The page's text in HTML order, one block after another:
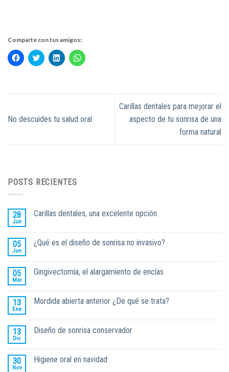
Comparte con tus amigos:
Haz
clic
una
ventana
Haz
clic
una
ventana
Haz
clic
una
ventana
Haz
clic
una
ventana
No descuides tu salud oral
Carillas dentales para mejorar el
aspecto de tu sonrisa de una
forma natural
POSTS RECIENTES
28
Jun
Carillas dentales, una excelente opción
05
Jun
¿Qué es el diseño de sonrisa no invasivo?
05
Mar
Gingivectomía, el alargamiento de encías
13
Ene
Mordida abierta anterior ¿De qué se trata?
13
Dic
Diseño de sonrisa conservador
30
Nov
Higiene oral en navidad